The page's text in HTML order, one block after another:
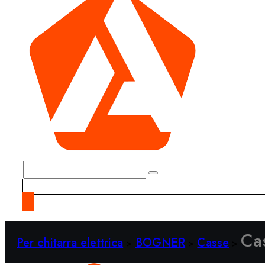
Per chitarra elettrica BOGNER Casse